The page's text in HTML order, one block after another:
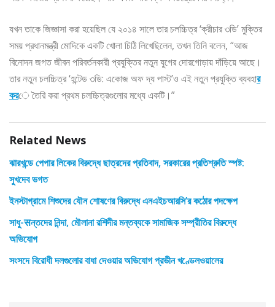
যখন তাকে জিজ্ঞাসা করা হয়েছিল যে ২০১৪ সালে তার চলচ্চিত্র ‘ক্রীচার ৩ডি’ মুক্তির
সময় প্রধানমন্ত্রী মোদিকে একটি খোলা চিঠি লিখেছিলেন, তখন তিনি বলেন, “আজ
বিনোদন জগত জীবন পরিবর্তনকারী প্রযুক্তির নতুন যুগের দোরগোড়ায় দাঁড়িয়ে আছে।
তার নতুন চলচ্চিত্র ‘হন্টেড ৩ডি: একোজ অফ দ্য পাস্ট’ও এই নতুন প্রযুক্তি ব্যবহার
করে তৈরি করা প্রথম চলচ্চিত্রগুলোর মধ্যে একটি।”
Related News
ঝারখন্ডে পেপার লিকের বিরুদ্ধে ছাত্রদের প্রতিবাদ, সরকারের প্রতিশ্রুতি স্পষ্ট:
সুখদেব ভগত
ইনস্টাগ্রামে শিশুদের যৌন শোষণের বিরুদ্ধে এনএইচআরসি’র কঠোর পদক্ষেপ
সাধু-सন্তদের নিন্দা, মৌলানা রশিদীর মন্তব্যকে সামাজিক সম্প্রীতির বিরুদ্ধে
অভিযোগ
সংসদে বিরোধী দলগুলোর বাধা দেওয়ার অভিযোগ প্রভীন খণ্ডেলওয়ালের